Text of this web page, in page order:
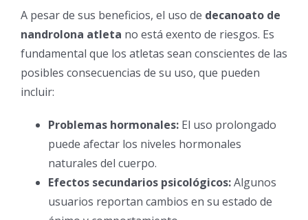
A pesar de sus beneficios, el uso de decanoato de
nandrolona atleta no está exento de riesgos. Es
fundamental que los atletas sean conscientes de las
posibles consecuencias de su uso, que pueden
incluir:
Problemas hormonales: El uso prolongado
puede afectar los niveles hormonales
naturales del cuerpo.
Efectos secundarios psicológicos:Algunos
usuarios reportan cambios en su estado de